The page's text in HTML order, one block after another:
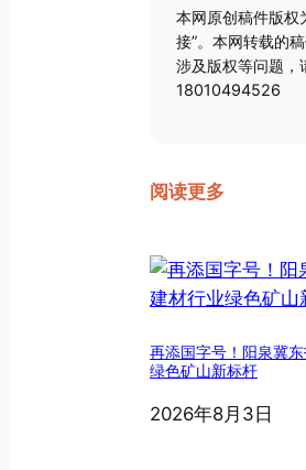
本网原创稿件版权
接”。本网转载的
涉及版权等问题，
18010494526
阅读更多
再添国字号！阳泉冀
绿色矿山新标杆
2026年8月3日